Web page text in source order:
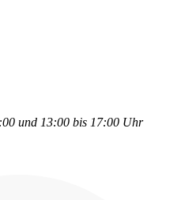
und 13:00 bis 17:00 Uhr